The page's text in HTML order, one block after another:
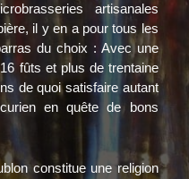
artisanales
il y en a pour tous les
du choix : Avec une
fûts et plus de trentaine
de quoi satisfaire autant
en quête de bons
constitue une religion